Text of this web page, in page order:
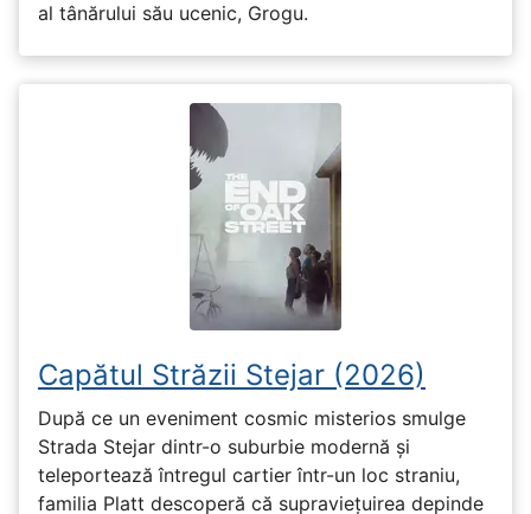
al tânărului său ucenic, Grogu.
Capătul Străzii Stejar (2026)
După ce un eveniment cosmic misterios smulge
Strada Stejar dintr-o suburbie modernă și
teleportează întregul cartier într-un loc straniu,
familia Platt descoperă că supraviețuirea depinde